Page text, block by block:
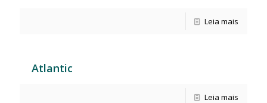
Leia mais
Atlantic
Leia mais